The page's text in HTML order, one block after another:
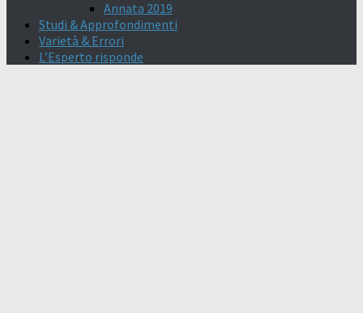
Annata 2019
Studi & Approfondimenti
Varietà & Errori
L’Esperto risponde